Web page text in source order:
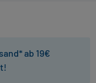
ab 19€